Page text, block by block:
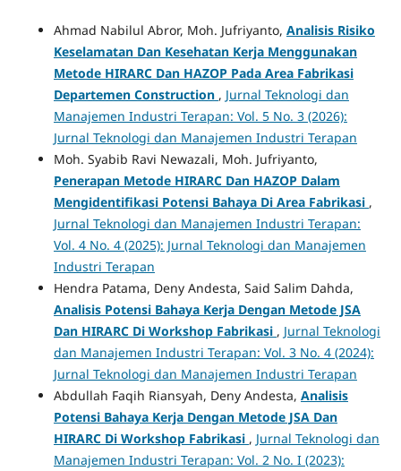
Ahmad Nabilul Abror, Moh. Jufriyanto, Analisis Risiko
Keselamatan Dan Kesehatan Kerja Menggunakan
Metode HIRARC Dan HAZOP Pada Area Fabrikasi
Departemen Construction , Jurnal Teknologi dan
Manajemen Industri Terapan: Vol. 5 No. 3 (2026):
Jurnal Teknologi dan Manajemen Industri Terapan
Moh. Syabib Ravi Newazali, Moh. Jufriyanto,
Penerapan Metode HIRARC Dan HAZOP Dalam
Mengidentifikasi Potensi Bahaya Di Area Fabrikasi ,
Jurnal Teknologi dan Manajemen Industri Terapan:
Vol. 4 No. 4 (2025): Jurnal Teknologi dan Manajemen
Industri Terapan
Hendra Patama, Deny Andesta, Said Salim Dahda,
Analisis Potensi Bahaya Kerja Dengan Metode JSA
Dan HIRARC Di Workshop Fabrikasi , Jurnal Teknologi
dan Manajemen Industri Terapan: Vol. 3 No. 4 (2024):
Jurnal Teknologi dan Manajemen Industri Terapan
Abdullah Faqih Riansyah, Deny Andesta, Analisis
Potensi Bahaya Kerja Dengan Metode JSA Dan
HIRARC Di Workshop Fabrikasi , Jurnal Teknologi dan
Manajemen Industri Terapan: Vol. 2 No. I (2023):